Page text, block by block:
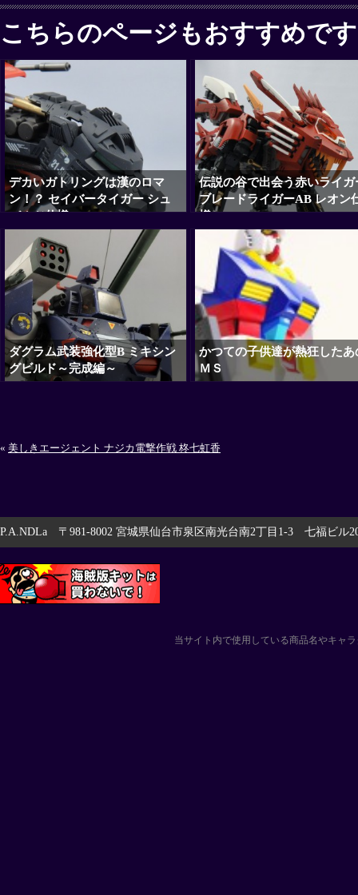
こちらのページもおすすめです
デカいガトリングは漢のロマ
ン！？ セイバータイガー シュ
バルツ仕様
伝説の谷で出会う赤いライガ
ブレードライガーAB レオン
様
ダグラム武装強化型B ミキシン
グビルド～完成編～
かつての子供達が熱狂したあ
ＭＳ
« 美しきエージェント ナジカ電撃作戦 柊七虹香
P.A.NDLa 〒981-8002 宮城県仙台市泉区南光台南2丁目1-3 七福ビル
当サイト内で使用している商品名やキャ